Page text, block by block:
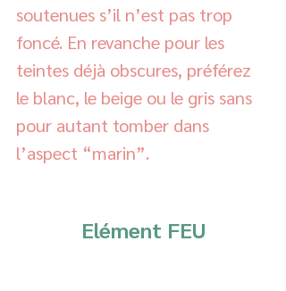
soutenues s’il n’est pas trop
foncé. En revanche pour les
teintes déjà obscures, préférez
le blanc, le beige ou le gris sans
pour autant tomber dans
l’aspect “marin”.
Elément FEU